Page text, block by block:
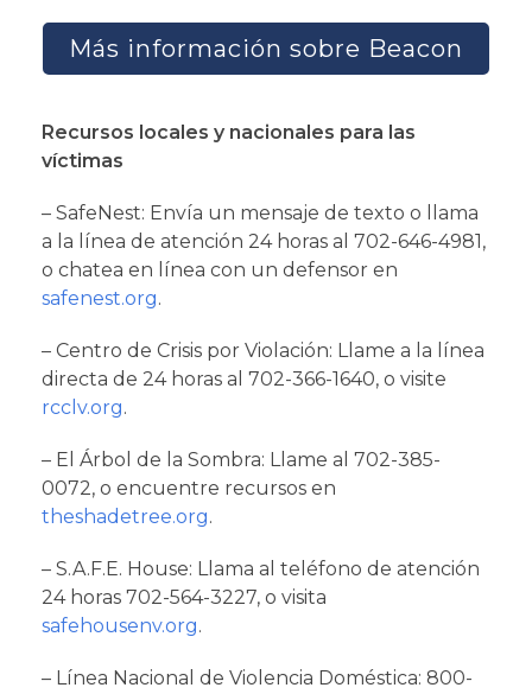
Más información sobre Beacon
Recursos locales y nacionales para las
víctimas
– SafeNest: Envía un mensaje de texto o llama
a la línea de atención 24 horas al 702-646-4981,
o chatea en línea con un defensor en
safenest.org.
– Centro de Crisis por Violación: Llame a la línea
directa de 24 horas al 702-366-1640, o visite
rcclv.org.
– El Árbol de la Sombra: Llame al 702-385-
0072, o encuentre recursos en
theshadetree.org.
– S.A.F.E. House: Llama al teléfono de atención
24 horas 702-564-3227, o visita
safehousenv.org.
– Línea Nacional de Violencia Doméstica: 800-